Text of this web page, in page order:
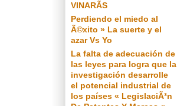
VINARÃS
Perdiendo el miedo al
Ã©xito » La suerte y el
azar Vs Yo
La falta de adecuación de
las leyes para logra que la
investigación desarrolle
el potencial industrial de
los países « LegislaciÃ³n